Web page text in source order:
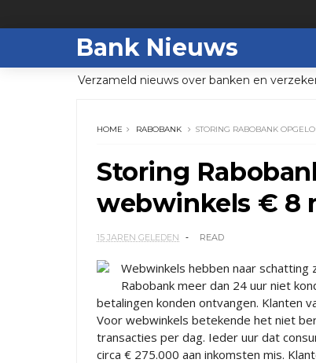
Bank Nieuws
Verzameld nieuws over banken en
HOME RABOBANK STORING RABOBANK
Storing
webwinkels € 8
15 JAREN GELEDEN READ
Webwinkels hebben naar schatting
Rabobank meer dan 24 uur niet
betalingen konden ontvangen. Klanten
Voor webwinkels betekende het niet
transacties per dag. Ieder uur dat
circa € 275.000 aan inkomsten mis.